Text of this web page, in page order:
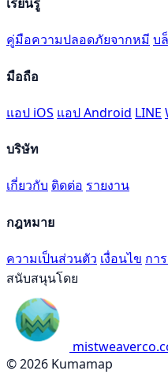
คู่มือความปลอดภัยจากหมี บ
มือถือ
แอป iOS แอป Android LINE
บริษัท
เกี่ยวกับ ติดต่อ รายงาน
กฎหมาย
ความเป็นส่วนตัว เงื่อนไข กา
สนับสนุนโดย
© 2026 Kumamap